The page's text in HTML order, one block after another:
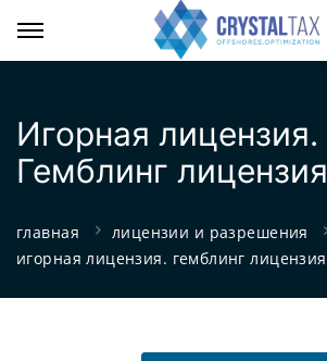
Игорная лицензия.
Гемблинг лицензия
главная
лицензии и разрешения
игорная лицензия. гемблинг лицензия